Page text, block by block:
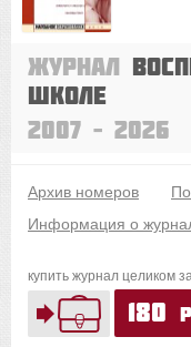
Журнал
школе
2007 – 2026
Архив номеров
Информация о
купить журнал целиком
180